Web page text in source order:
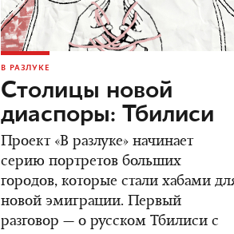
В РАЗЛУКЕ
Столицы новой
диаспоры: Тбилиси
Проект «В разлуке» начинает
серию портретов больших
городов, которые стали хабами
новой эмиграции. Первый
разговор — о русском Тбилиси с